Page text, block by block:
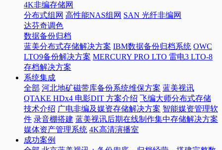
4K非编存储网
分布式组网 高性能NAS组网 SAN 光纤非编网
达芬奇调色
数据备份归档
蓝美分布式存储解决方案 IBM数据备份归档系统 OWC
LTO9备份解决方案 MERCURY PRO LTO 雷电3 LTO-8
存档解决方案
系统集成
全部 河北地矿磁带库备份系统维保方案 蓝美视讯
QTAKE HDx4 电影DIT 方案介绍 飞编大师分布式存储
技术介绍 广电非编及媒资存储解决方案 智能媒资管理软
件 录音棚搭建 蓝美视讯后期在线制作集中存储解决方案
媒体资产管理系统 4K高清演播室
成功案例